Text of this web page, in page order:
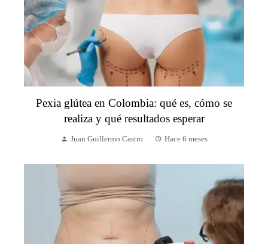
Pexia glútea en Colombia: qué es, cómo se
realiza y qué resultados esperar
Juan Guillermo Castro Hace 6 meses